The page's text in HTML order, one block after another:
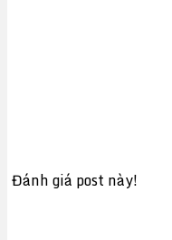
Đánh giá post này!